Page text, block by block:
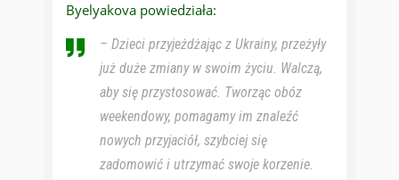
Byelyakova powiedziała:
– Dzieci przyjeżdżając z Ukrainy, przeżyły
już duże zmiany w swoim życiu. Walczą,
aby się przystosować. Tworząc obóz
weekendowy, pomagamy im znaleźć
nowych przyjaciół, szybciej się
zadomowić i utrzymać swoje korzenie.